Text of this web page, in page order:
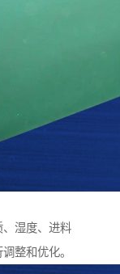
湿度、进料
整和优化。